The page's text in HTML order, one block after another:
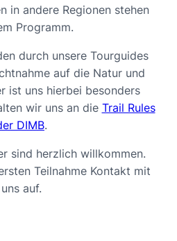
in andere Regionen stehen
Programm.
durch unsere Tourguides
auf die Natur und
ist uns hierbei besonders
wir uns an die Trail Rules
DIMB.
sind herzlich willkommen.
Teilnahme Kontakt mit
uns auf.